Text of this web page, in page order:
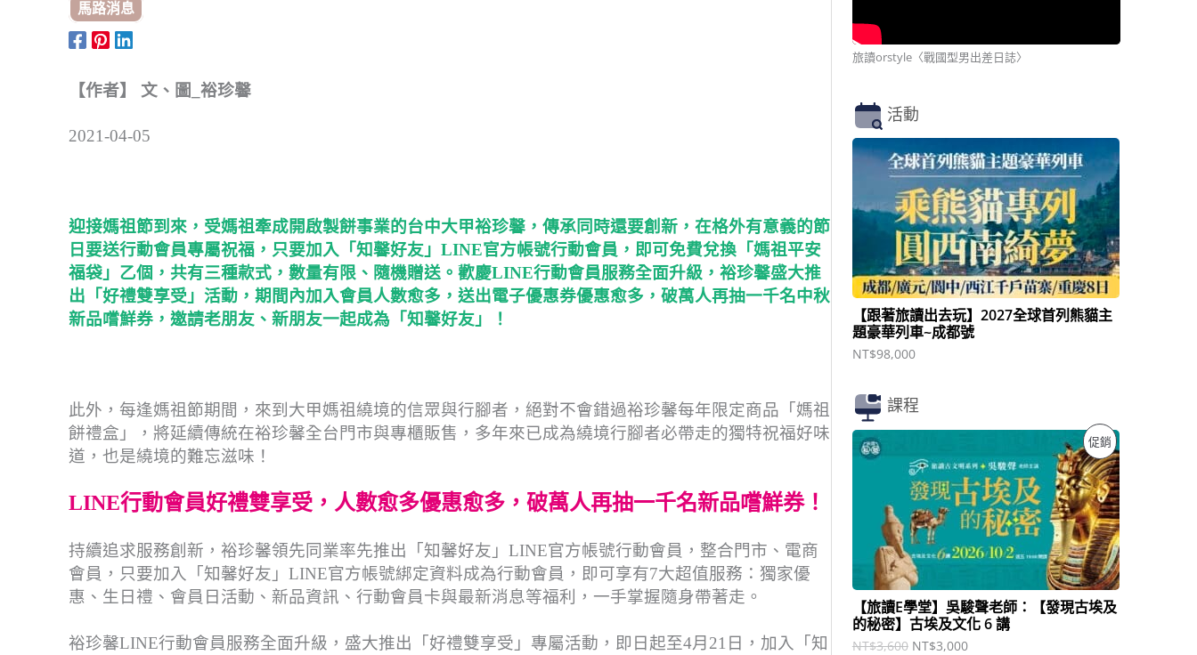
馬路消息
【作者】 文、圖_裕珍馨
2021-04-05
迎接媽祖節到來，受媽祖牽成開啟製餅事業的台中大甲裕珍馨，傳承同時還要創新，在格外有意義的節
日要送行動會員專屬祝福，只要加入「知馨好友」LINE官方帳號行動會員，即可免費兌換「媽祖平安
福袋」乙個，共有三種款式，數量有限、隨機贈送。歡慶LINE行動會員服務全面升級，裕珍馨盛大推
出「好禮雙享受」活動，期間內加入會員人數愈多，送出電子優惠券優惠愈多，破萬人再抽一千名中秋
新品嚐鮮券，邀請老朋友、新朋友一起成為「知馨好友」！
此外，每逢媽祖節期間，來到大甲媽祖繞境的信眾與行腳者，絕對不會錯過裕珍馨每年限定商品「媽祖
餅禮盒」，將延續傳統在裕珍馨全台門市與專櫃販售，多年來已成為繞境行腳者必帶走的獨特祝福好味
道，也是繞境的難忘滋味！
LINE行動會員好禮雙享受，人數愈多優惠愈多，破萬人再抽一千名新品嚐鮮券！
持續追求服務創新，裕珍馨領先同業率先推出「知馨好友」LINE官方帳號行動會員，整合門市、電商
會員，只要加入「知馨好友」LINE官方帳號綁定資料成為行動會員，即可享有7大超值服務：獨家優
惠、生日禮、會員日活動、新品資訊、行動會員卡與最新消息等福利，一手掌握隨身帶著走。
裕珍馨LINE行動會員服務全面升級，盛大推出「好禮雙享受」專屬活動，即日起至4月21日，加入「知
旅讀orstyle〈戰國型男出差日誌〉
活動
【跟著旅讀出去玩】2027全球首列熊貓主
題豪華列車~成都號
NT$98,000
課程
促銷 特
價
商
品
【旅讀E學堂】吳駿聲老師：【發現古埃及
的秘密】古埃及文化 6 講
NT$3,600
價
格
：
N
T
$
3
,
6
0
0
。
NT$3,000
價
格
：
N
T
$
3
0
0
0
。